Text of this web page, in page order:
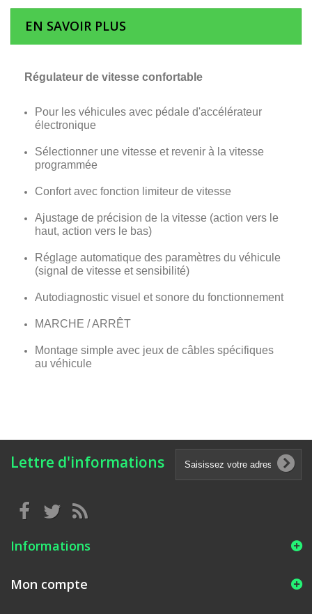
EN SAVOIR PLUS
Régulateur de vitesse confortable
Pour les véhicules avec pédale d'accélérateur
électronique
Sélectionner une vitesse et revenir à la vitesse
programmée
Confort avec fonction limiteur de vitesse
Ajustage de précision de la vitesse (action vers le
haut, action vers le bas)
Réglage automatique des paramètres du véhicule
(signal de vitesse et sensibilité)
Autodiagnostic visuel et sonore du fonctionnement
MARCHE / ARRÊT
Montage simple avec jeux de câbles spécifiques
au véhicule
Lettre d'informations
Informations
Mon compte